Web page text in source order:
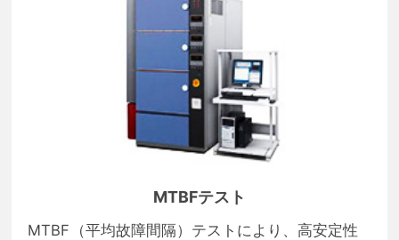
MTBFテスト
MTBF（平均故障間隔）テストにより、高安定性